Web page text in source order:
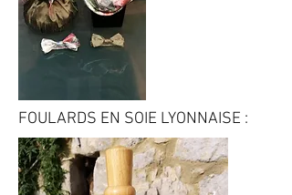
FOULARDS EN SOIE LYONNAISE :